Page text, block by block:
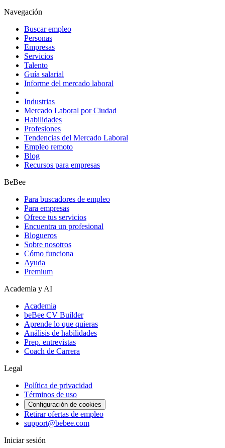
Navegación
Buscar empleo
Personas
Empresas
Servicios
Talento
Guía salarial
Informe del mercado laboral
Industrias
Mercado Laboral por Ciudad
Habilidades
Profesiones
Tendencias del Mercado Laboral
Empleo remoto
Blog
Recursos para empresas
BeBee
Para buscadores de empleo
Para empresas
Ofrece tus servicios
Encuentra un profesional
Blogueros
Sobre nosotros
Cómo funciona
Ayuda
Premium
Academia y AI
Academia
beBee CV Builder
Aprende lo que quieras
Análisis de habilidades
Prep. entrevistas
Coach de Carrera
Legal
Política de privacidad
Términos de uso
Configuración de cookies
Retirar ofertas de empleo
support@bebee.com
Iniciar sesión